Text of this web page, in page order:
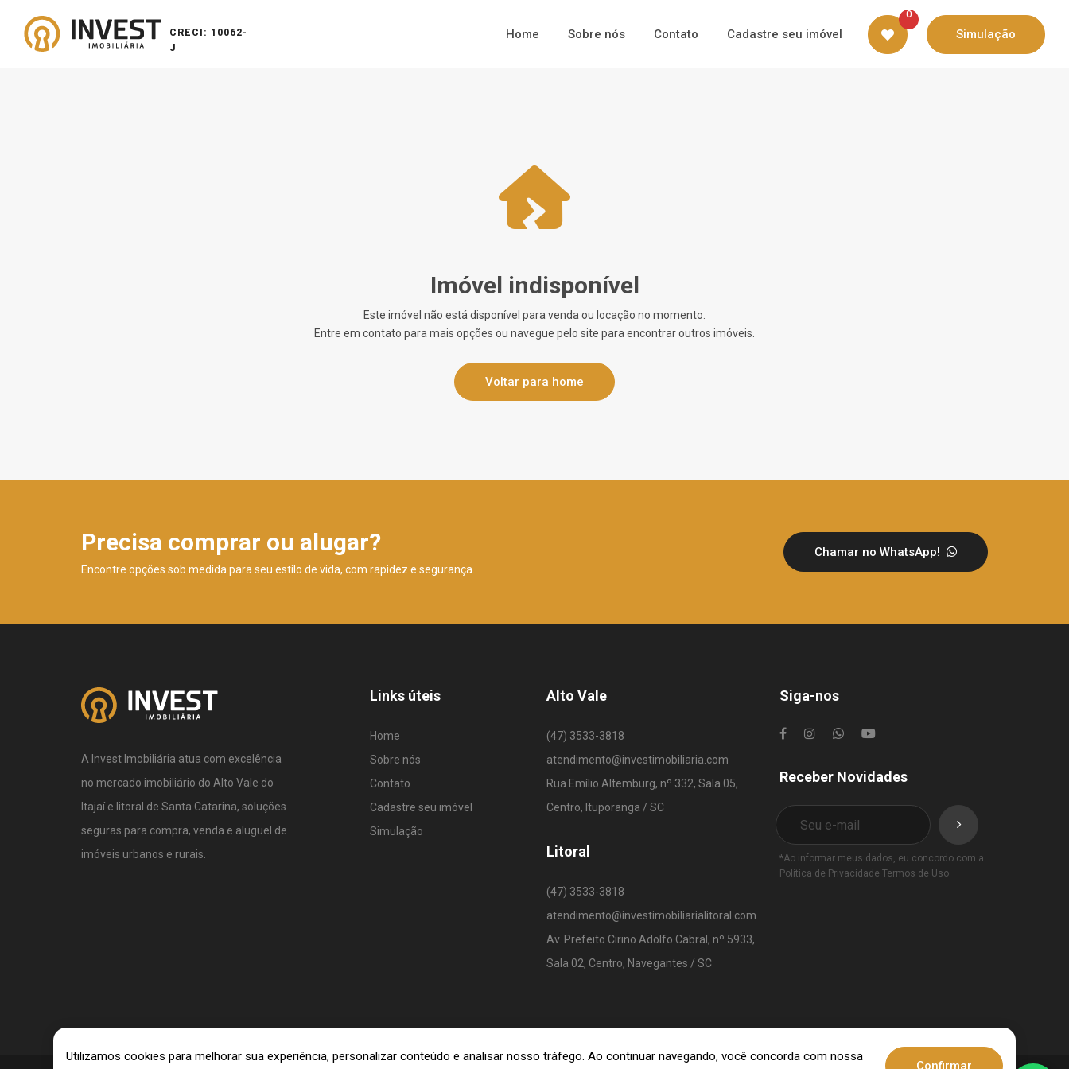
CRECI: 10062-
J
Home Sobre nós Contato Cadastre seu imóvel
0
Simulação
Imóvel indisponível
Este imóvel não está disponível para venda ou locação no momento.
Entre em contato para mais opções ou navegue pelo site para encontrar outros imóveis.
Voltar para home
Precisa comprar ou alugar?
Encontre opções sob medida para seu estilo de vida, com rapidez e segurança.
Chamar no WhatsApp!
A Invest Imobiliária atua com excelência
no mercado imobiliário do Alto Vale do
Itajaí e litoral de Santa Catarina, soluções
seguras para compra, venda e aluguel de
imóveis urbanos e rurais.
Links úteis
Home
Sobre nós
Contato
Cadastre seu imóvel
Simulação
Alto Vale
(47) 3533-3818
atendimento@investimobiliaria.com
Rua Emílio Altemburg, nº 332, Sala 05,
Centro, Ituporanga / SC
Litoral
(47) 3533-3818
atendimento@investimobiliarialitoral.com
Av. Prefeito Cirino Adolfo Cabral, nº 5933,
Sala 02, Centro, Navegantes / SC
Siga-nos
Receber Novidades
*Ao informar meus dados, eu concordo com a
Política de Privacidade Termos de Uso.
Utilizamos cookies para melhorar sua experiência, personalizar conteúdo e analisar nosso tráfego. Ao continuar navegando, você concorda com nossa
Confirmar